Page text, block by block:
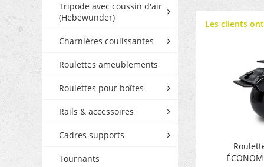
Tripode avec coussin d'air
(Hebewunder)
Charnières coulissantes
Roulettes ameublements
Roulettes pour boîtes
Rails & accessoires
Cadres supports
Tournants
Les clients